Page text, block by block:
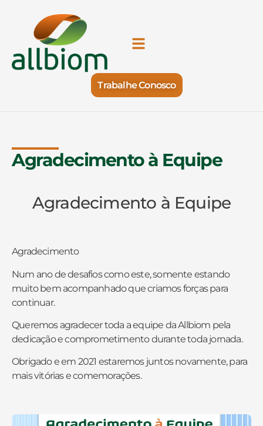
Trabalhe Conosco
Agradecimento à Equipe
Agradecimento à Equipe
Agradecimento
Num ano de desafios como este, somente estando
muito bem acompanhado que criamos forças para
continuar.
Queremos agradecer toda a equipe da Allbiom pela
dedicação e comprometimento durante toda jornada.
Obrigado e em 2021 estaremos juntos novamente, para
mais vitórias e comemorações.